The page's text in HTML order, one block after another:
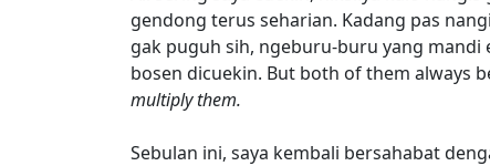
gendong terus seharian. Kadang pas
gak puguh sih, ngeburu-buru yang
bosen dicuekin. But both of them always
multiply them.
Sebulan ini, saya kembali bersahabat